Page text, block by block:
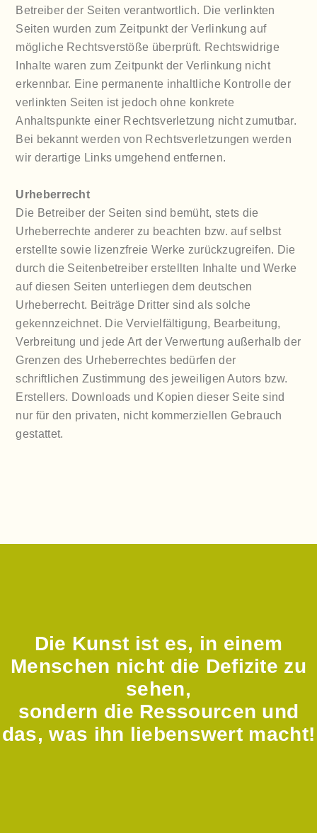
Betreiber der Seiten verantwortlich. Die verlinkten
Seiten wurden zum Zeitpunkt der Verlinkung auf
mögliche Rechtsverstöße überprüft. Rechtswidrige
Inhalte waren zum Zeitpunkt der Verlinkung nicht
erkennbar. Eine permanente inhaltliche Kontrolle der
verlinkten Seiten ist jedoch ohne konkrete
Anhaltspunkte einer Rechtsverletzung nicht zumutbar.
Bei bekannt werden von Rechtsverletzungen werden
wir derartige Links umgehend entfernen.
Urheberrecht
Die Betreiber der Seiten sind bemüht, stets die
Urheberrechte anderer zu beachten bzw. auf selbst
erstellte sowie lizenzfreie Werke zurückzugreifen. Die
durch die Seitenbetreiber erstellten Inhalte und Werke
auf diesen Seiten unterliegen dem deutschen
Urheberrecht. Beiträge Dritter sind als solche
gekennzeichnet. Die Vervielfältigung, Bearbeitung,
Verbreitung und jede Art der Verwertung außerhalb der
Grenzen des Urheberrechtes bedürfen der
schriftlichen Zustimmung des jeweiligen Autors bzw.
Erstellers. Downloads und Kopien dieser Seite sind
nur für den privaten, nicht kommerziellen Gebrauch
gestattet.
Die Kunst ist es, in einem
Menschen nicht die Defizite zu
sehen,
sondern die Ressourcen und
das, was ihn liebenswert macht!